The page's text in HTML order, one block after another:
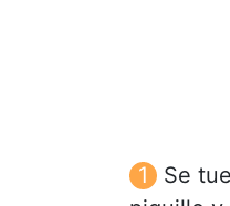
Se